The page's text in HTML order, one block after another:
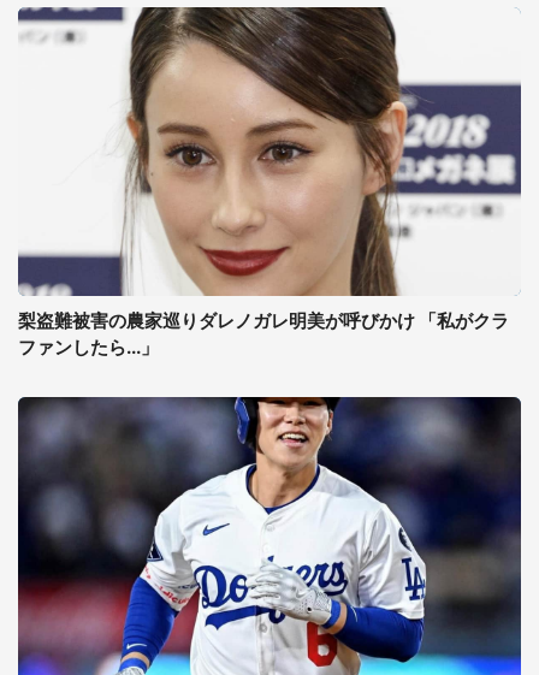
梨盗難被害の農家巡りダレノガレ明美が呼びかけ 「私がクラ
ファンしたら...」